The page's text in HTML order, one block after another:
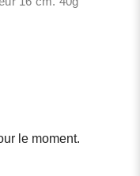
le moment.